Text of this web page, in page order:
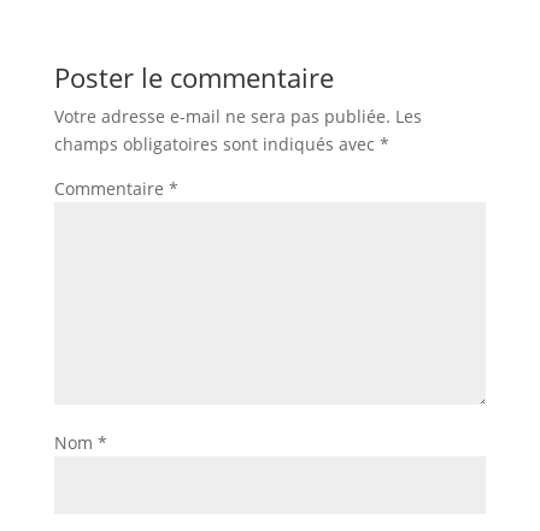
Poster le commentaire
Votre adresse e-mail ne sera pas publiée. Les
champs obligatoires sont indiqués avec *
Commentaire *
Nom *